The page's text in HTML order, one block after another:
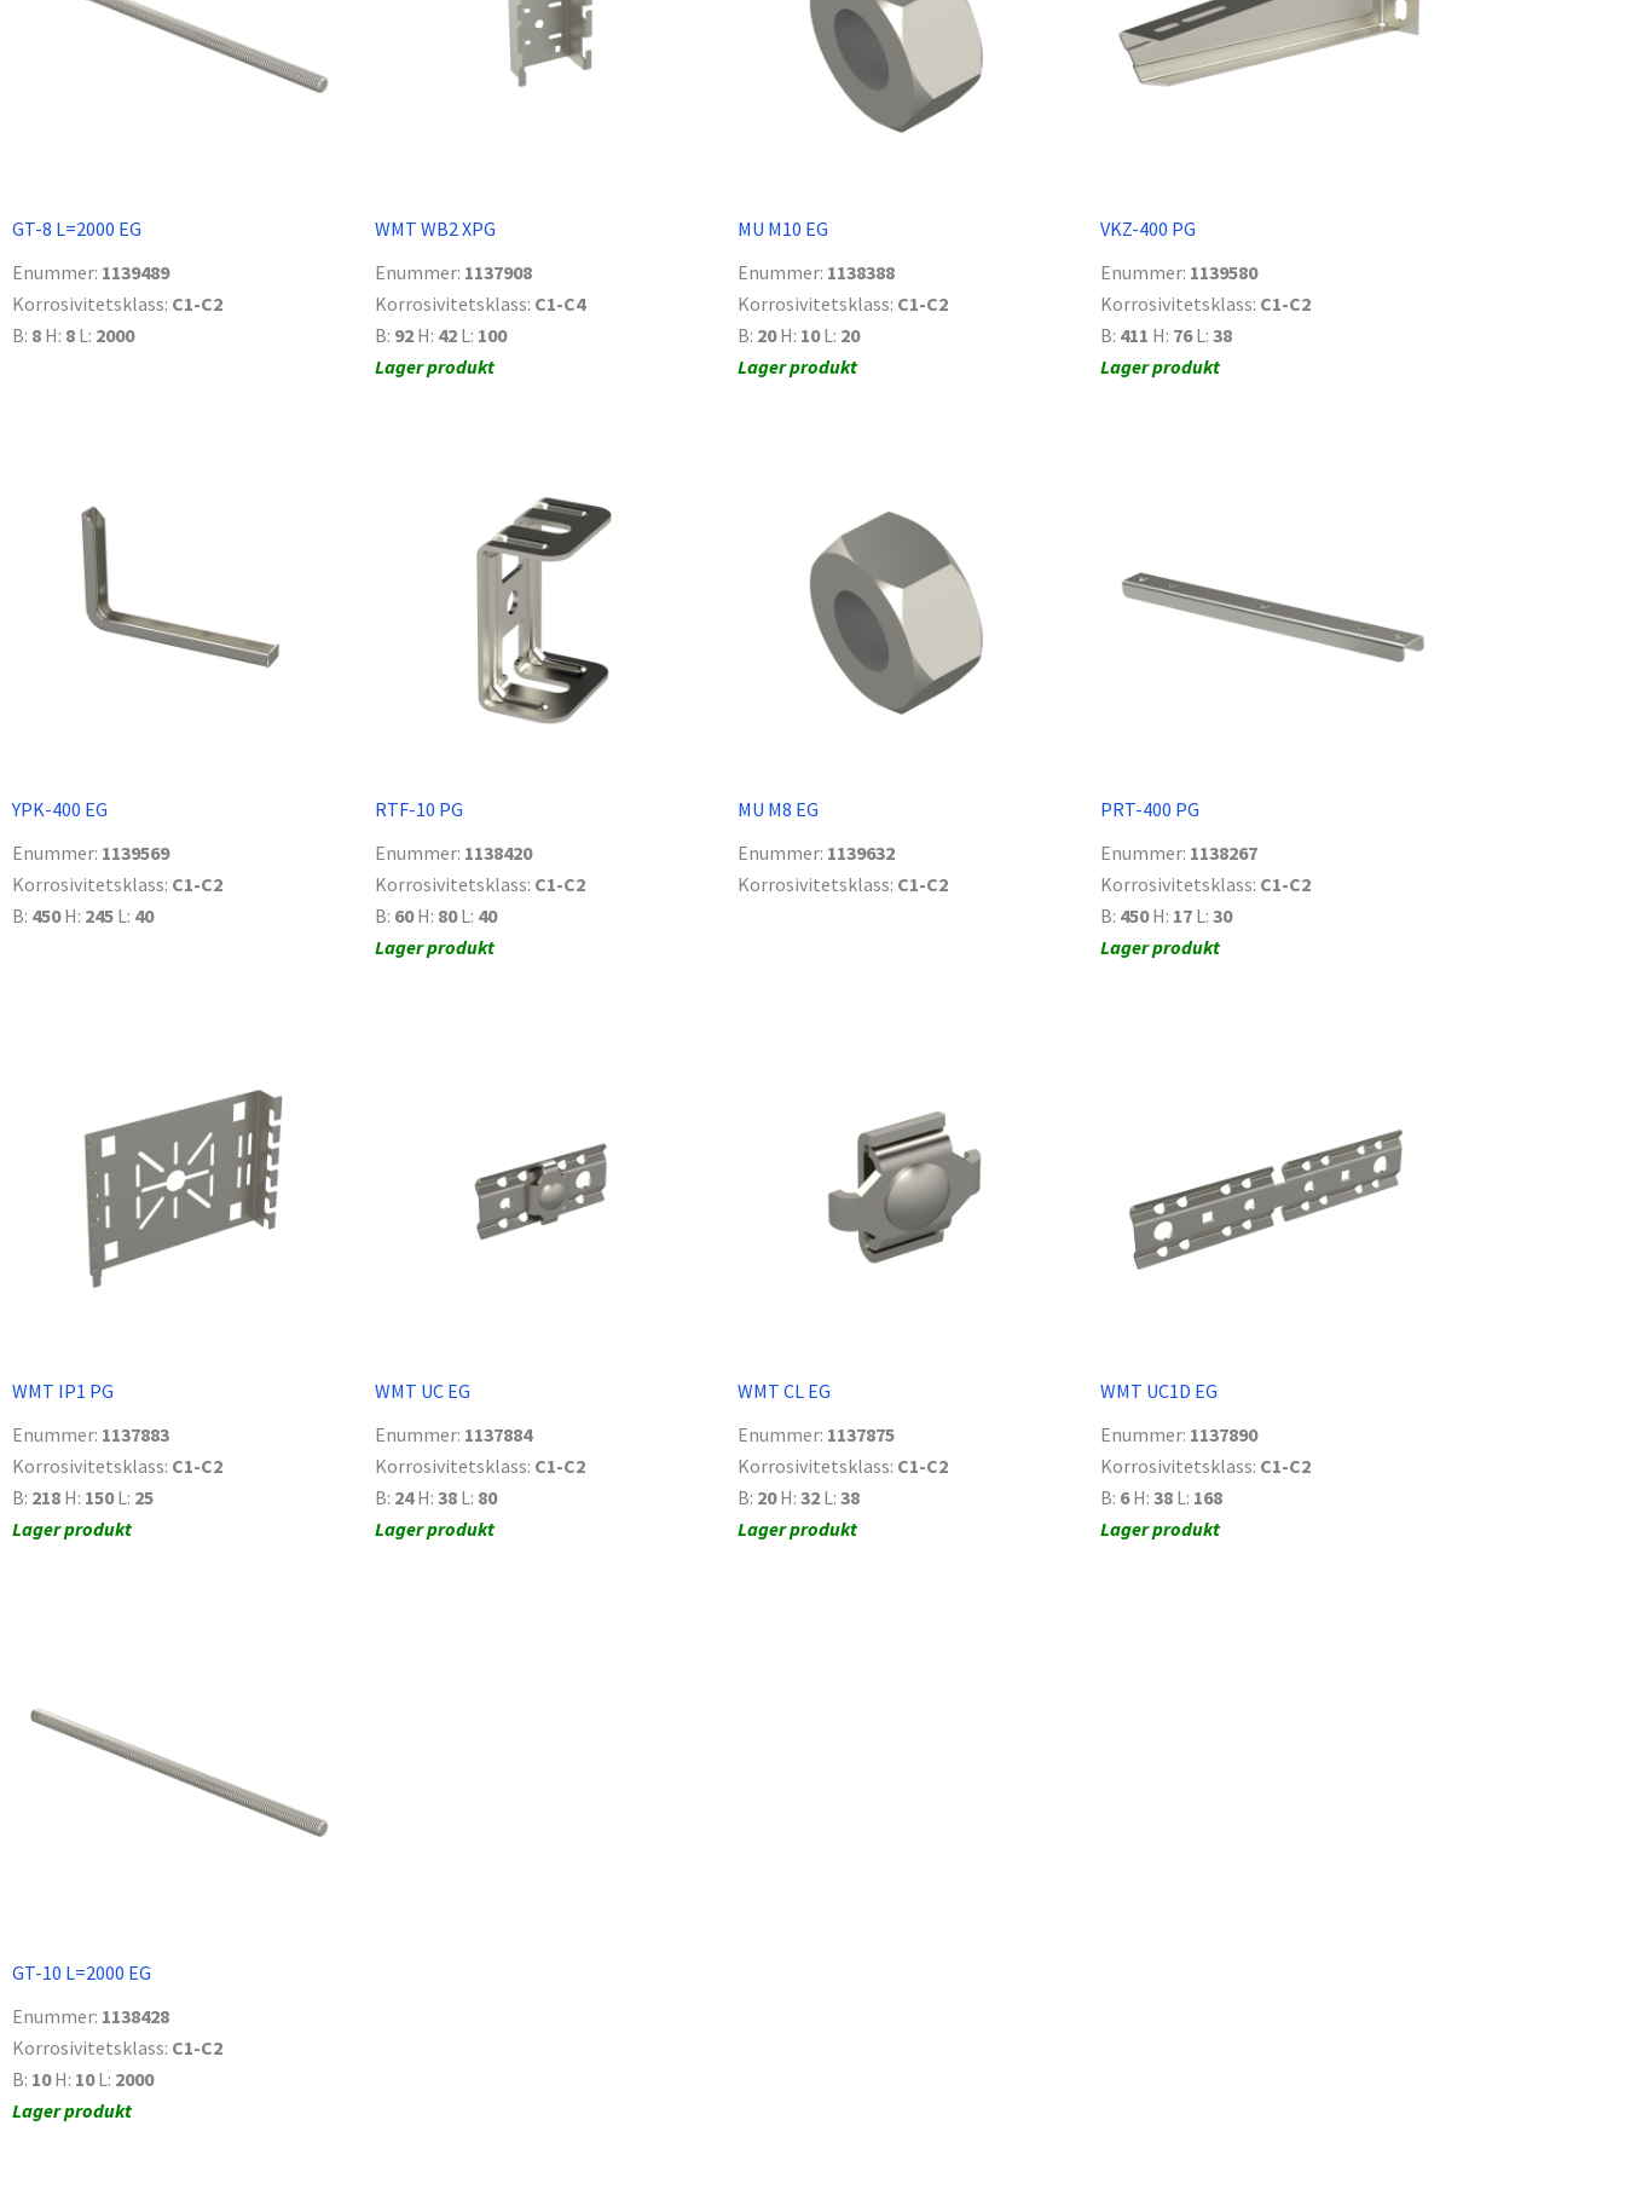
GT-8 L=2000 EG
Enummer: 1139489
Korrosivitetsklass: C1-C2
B: 8 H: 8 L: 2000
WMT WB2 XPG
Enummer: 1137908
Korrosivitetsklass: C1-C4
B: 92 H: 42 L: 100
Lager produkt
MU M10 EG
Enummer: 1138388
Korrosivitetsklass: C1-C2
B: 20H: 10L: 20
Lager produkt
VKZ-400 PG
Enummer: 1139580
Korrosivitetsklass: C1-C2
B: 411 H: 76L: 38
Lager produkt
YPK-400 EG
Enummer: 1139569
Korrosivitetsklass: C1-C2
B: 450H: 245 L: 40
RTF-10 PG
Enummer: 1138420
Korrosivitetsklass: C1-C2
B: 60H: 80L: 40
Lager produkt
MU M8 EG
Enummer: 1139632
Korrosivitetsklass: C1-C2
PRT-400 PG
Enummer: 1138267
Korrosivitetsklass: C1-C2
B: 450H: 17 L: 30
Lager produkt
WMT IP1 PG
Enummer: 1137883
Korrosivitetsklass: C1-C2
B: 218 H: 150L: 25
Lager produkt
WMT UC EG
Enummer: 1137884
Korrosivitetsklass: C1-C2
B: 24H: 38 L: 80
Lager produkt
WMT CL EG
Enummer: 1137875
Korrosivitetsklass: C1-C2
B: 20H: 32 L: 38
Lager produkt
WMT UC1D EG
Enummer: 1137890
Korrosivitetsklass: C1-C2
B: 6H: 38 L: 168
Lager produkt
GT-10 L=2000 EG
Enummer: 1138428
Korrosivitetsklass: C1-C2
B: 10H: 10L: 2000
Lager produkt